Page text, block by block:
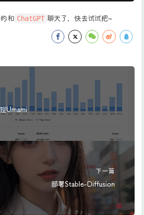
和 ChatGPT 聊天了，快去试试把~
Umami
下一篇
部署Stable-Diffusion